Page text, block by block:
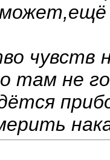
чувств
там не